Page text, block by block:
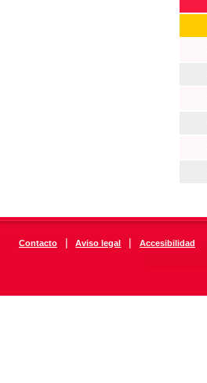
Contacto | Aviso legal | Accesibilidad